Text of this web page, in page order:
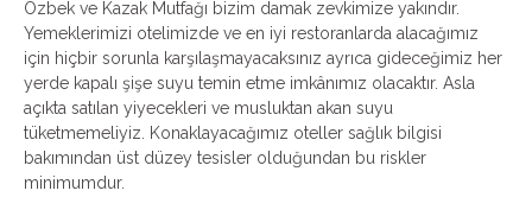
Özbek ve Kazak Mutfağı bizim damak zevkimize yakındır.
Yemeklerimizi otelimizde ve en iyi restoranlarda alacağımız
için hiçbir sorunla karşılaşmayacaksınız ayrıca gideceğimiz her
yerde kapalı şişe suyu temin etme imkânımız olacaktır. Asla
açıkta satılan yiyecekleri ve musluktan akan suyu
tüketmemeliyiz. Konaklayacağımız oteller sağlık bilgisi
bakımından üst düzey tesisler olduğundan bu riskler
minimumdur.